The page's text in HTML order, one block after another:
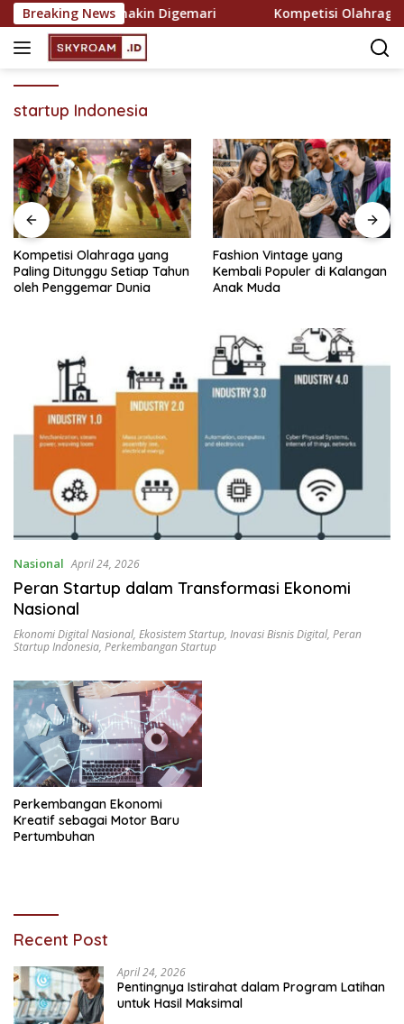
Skip
to
content
Breaking News
yang Semakin Digemari Kompetisi Olahraga
startup Indonesia
Kompetisi Olahraga yang
Paling Ditunggu Setiap Tahun
oleh Penggemar Dunia
Fashion Vintage yang
Kembali Populer di Kalangan
Anak Muda
Nasional April 24, 2026
Peran Startup dalam Transformasi Ekonomi
Nasional
Ekonomi Digital Nasional, Ekosistem Startup, Inovasi Bisnis Digital, Peran
Startup Indonesia, Perkembangan Startup
Perkembangan Ekonomi
Kreatif sebagai Motor Baru
Pertumbuhan
Recent Post
April 24, 2026
Pentingnya Istirahat dalam Program Latihan
untuk Hasil Maksimal